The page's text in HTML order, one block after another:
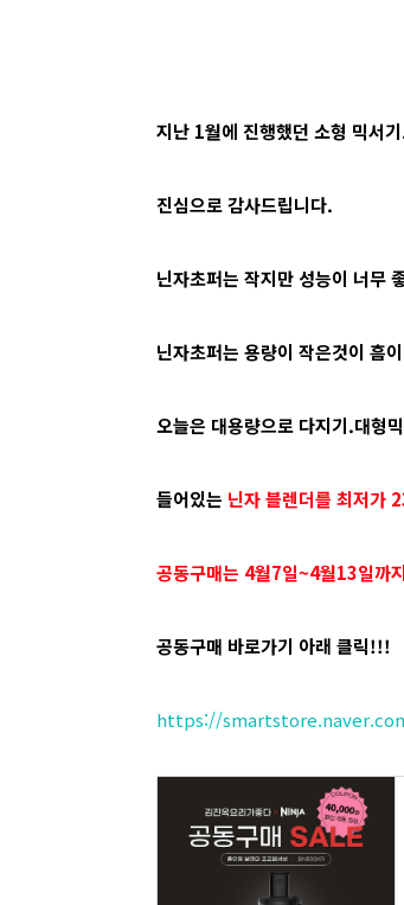
지난 1월에 진행했던 소형 믹서
진심으로 감사드립니다.
닌자초퍼는 작지만 성능이 너무
닌자초퍼는 용량이 작은것이 흠
오늘은 대용량으로 다지기.대형
들어있는 닌자 블렌더를 최저가
공동구매는 4월7일~4월13일까
공동구매 바로가기 아래 클릭!!!
https://